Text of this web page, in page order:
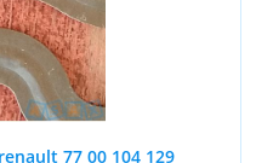
77 00 104 129